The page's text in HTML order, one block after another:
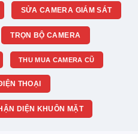
SỬA CAMERA GIÁM SÁT
TRỌN BỘ CAMERA
THU MUA CAMERA CŨ
THOẠI
DIỆN KHUÔN MẶT